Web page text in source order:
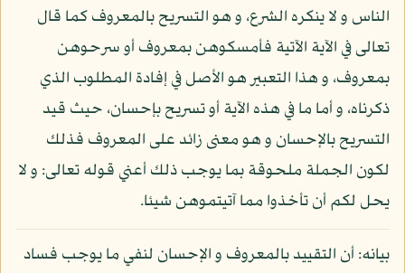
الناس و لا ينكره الشرع، و هو التسريح بالمعروف كما قال
تعالى في الآية الآتية فأمسكوهن بمعروف أو سرحوهن
بمعروف، و هذا التعبير هو الأصل في إفادة المطلوب الذي
ذكرناه، و أما ما في هذه الآية أو تسريح بإحسان، حيث قيد
التسريح بالإحسان و هو معنى زائد على المعروف فذلك
لكون الجملة ملحوقة بما يوجب ذلك أعني قوله تعالى: و لا
يحل لكم أن تأخذوا مما آتيتموهن شيئا.
بيانه: أن التقييد بالمعروف و الإحسان لنفي ما يوجب فساد